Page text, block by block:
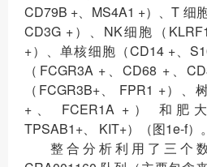
CD79B +、MS4A1 +）、T 细
CD3G +）、NK细胞（
+）、单核细胞（CD14 +、
（FCGR3A +、CD68 +、
（FCGR3B+、 FPR1 +）、
+、 FCER1A +） 和肥大
TPSAB1+、 KIT+）（图1e-f）。
整合分析利用了三个